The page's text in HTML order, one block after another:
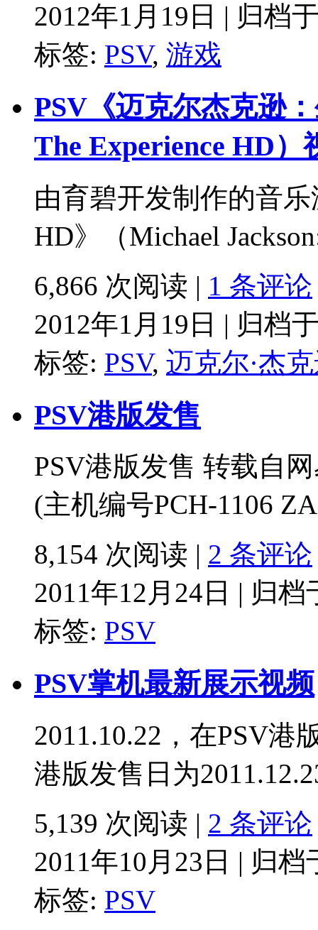
2012年1月19日 | 归档
标签: PSV, 游戏
PSV《迈克尔杰克逊
The Experience HD）
由育碧开发制作的音
HD》（Michael
6,866 次阅读 | 1 条评论
2012年1月19日 | 归档
标签: PSV, 迈克尔·杰
PSV港版发售
PSV港版发售 转载自
(主机编号PCH-1106
8,154 次阅读 | 2 条评论
2011年12月24日 | 归
标签: PSV
PSV掌机最新展示视频
2011.10.22，在PSV港
港版发售日为
5,139 次阅读 | 2 条评论
2011年10月23日 | 归
标签: PSV